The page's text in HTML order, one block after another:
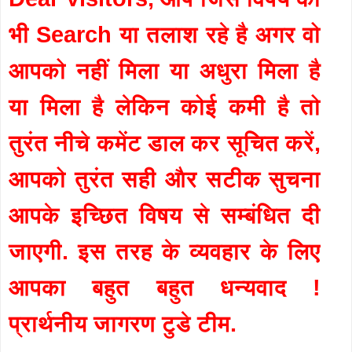
भी Search या तलाश रहे है अगर वो
आपको नहीं मिला या अधुरा मिला है
या मिला है लेकिन कोई कमी है तो
तुरंत नीचे कमेंट डाल कर सूचित करें,
आपको तुरंत सही और सटीक सुचना
आपके इच्छित विषय से सम्बंधित दी
जाएगी. इस तरह के व्यवहार के लिए
आपका बहुत बहुत धन्यवाद !
प्रार्थनीय जागरण टुडे टीम.